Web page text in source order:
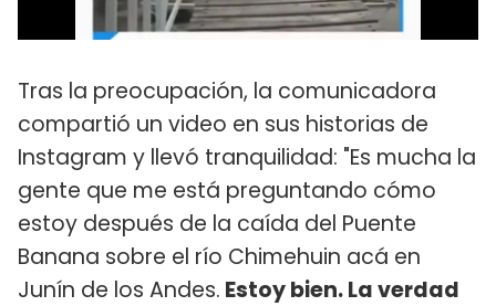
Tras la preocupación, la comunicadora
compartió un video en sus historias de
Instagram y llevó tranquilidad: "Es mucha la
gente que me está preguntando cómo
estoy después de la caída del Puente
Banana sobre el río Chimehuin acá en
Junín de los Andes. Estoy bien. La verdad